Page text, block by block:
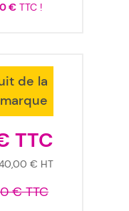
€TTC !
de la
marque
€
€